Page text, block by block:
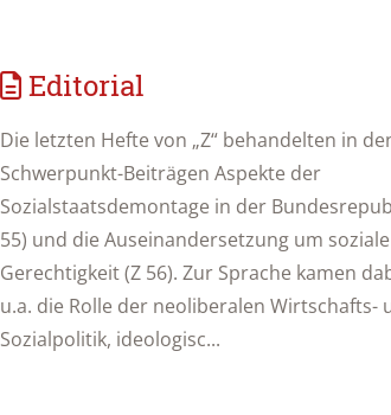
Editorial
Die letzten Hefte von „Z“ behandelten in
Schwerpunkt-Beiträgen Aspekte der
Sozialstaatsdemontage in der
55) und die Auseinandersetzung um soziale
Gerechtigkeit (Z 56). Zur Sprache kamen
u.a. die Rolle der neoliberalen Wirtschafts-
Sozialpolitik, ideologisc...